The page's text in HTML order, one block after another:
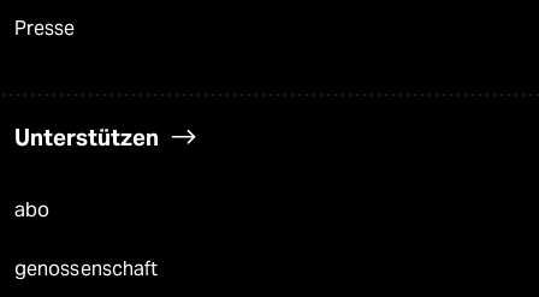
Presse
Unterstützen
abo
genossenschaft